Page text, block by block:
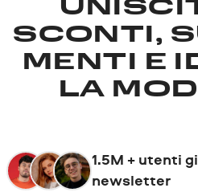
SCONTI,
MENTI E
LA
1.5M + utenti
newsletter